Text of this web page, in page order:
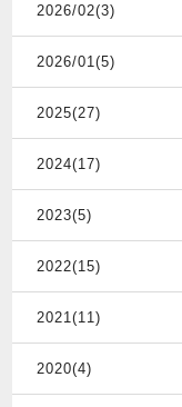
2026/02(3)
2026/01(5)
2025(27)
2024(17)
2023(5)
2022(15)
2021(11)
2020(4)